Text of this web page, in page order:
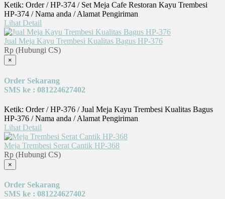
Ketik: Order / HP-374 / Set Meja Cafe Restoran Kayu Trembesi
HP-374 / Nama anda / Alamat Pengiriman
Lihat Detail
Jual Meja Kayu Trembesi Kualitas Bagus HP-376
Rp (Hubungi CS)
×
Order Sekarang
SMS ke : 081224627402
Ketik: Order / HP-376 / Jual Meja Kayu Trembesi Kualitas Bagus
HP-376 / Nama anda / Alamat Pengiriman
Lihat Detail
Meja Trembesi Serat Cantik HP-368
Rp (Hubungi CS)
×
Order Sekarang
SMS ke : 081224627402